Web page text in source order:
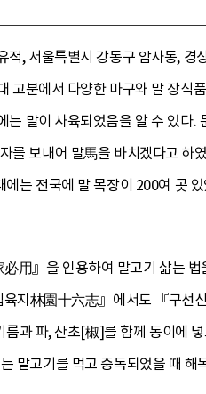
, 서울특별시 강동구 암사동, 경
고분에서 다양한 마구와 말 장식
말이 사육되었음을 알 수 있다.
를 보내어 말馬을 바치겠다고
는 전국에 말 목장이 200여 곳
用』을 인용하여 말고기 삶는 법
육지林園十六志』에서도 『구선
과 파, 산초[椒]를 함께 동이에
말고기를 먹고 중독되었을 때 해